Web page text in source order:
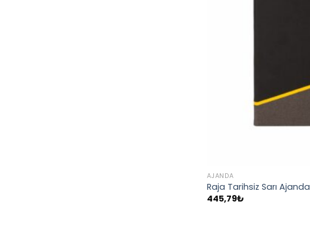
AJANDA
Raja Tarihsiz Sarı Ajanda
445,79₺